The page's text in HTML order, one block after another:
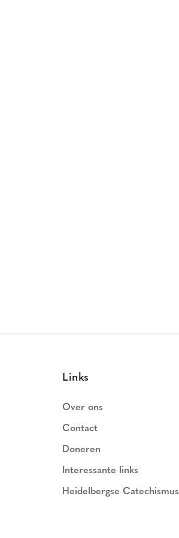
Links
Over ons
Contact
Doneren
Interessante links
Heidelbergse Catechismus